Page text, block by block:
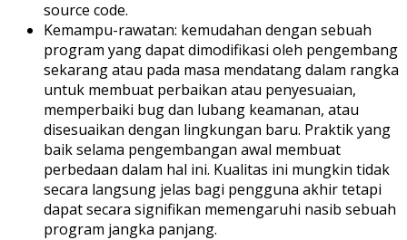
source code.
Kemampu-rawatan: kemudahan dengan sebuah
program yang dapat dimodifikasi oleh pengembang
sekarang atau pada masa mendatang dalam rangka
untuk membuat perbaikan atau penyesuaian,
memperbaiki bug dan lubang keamanan, atau
disesuaikan dengan lingkungan baru. Praktik yang
baik selama pengembangan awal membuat
perbedaan dalam hal ini. Kualitas ini mungkin tidak
secara langsung jelas bagi pengguna akhir tetapi
dapat secara signifikan memengaruhi nasib sebuah
program jangka panjang.